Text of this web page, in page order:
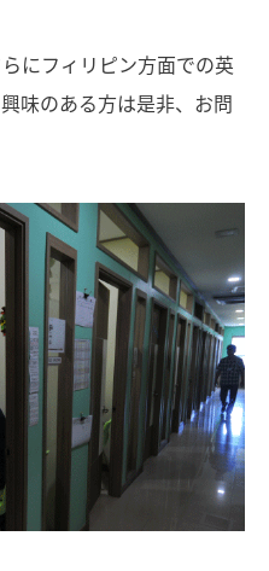
にフィリピン方面での英
味のある方は是非、お問